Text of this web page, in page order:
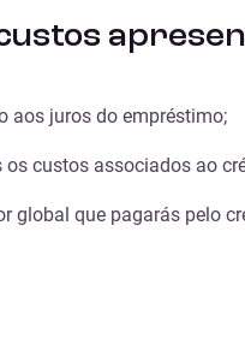
aos juros do empréstimo;
custos associados ao
global que pagarás pelo